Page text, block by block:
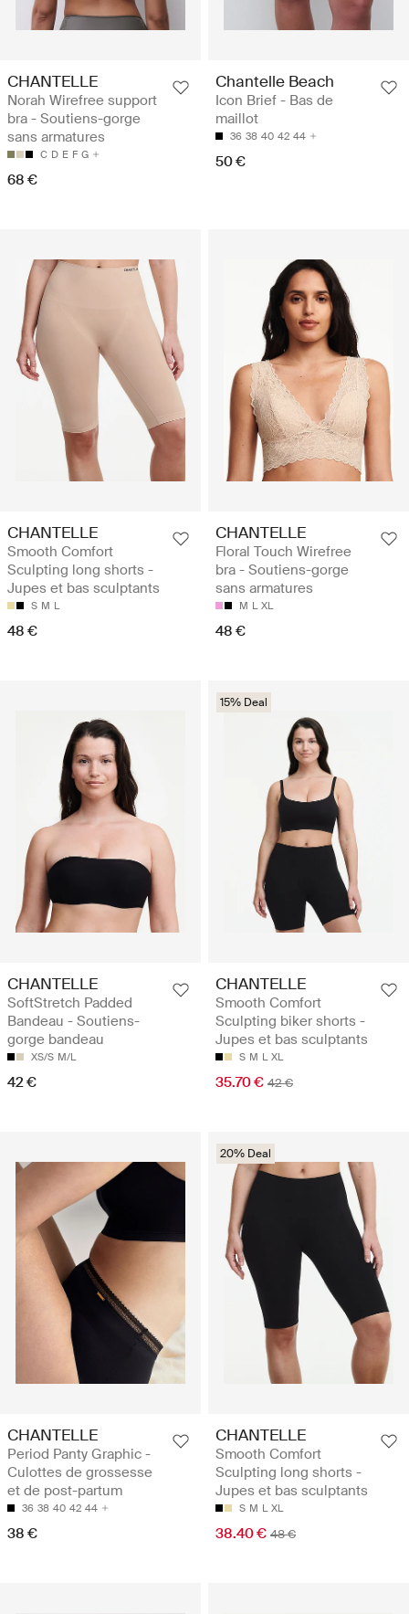
CHANTELLE
Norah Wirefree support
bra - Soutiens-gorge
sans armatures
C D E F G
68 €
Chantelle Beach
Icon Brief - Bas de
maillot
36 38 40 42 44
50 €
CHANTELLE
Smooth Comfort
Sculpting long shorts -
Jupes et bas sculptants
S M L
48 €
CHANTELLE
Floral Touch Wirefree
bra - Soutiens-gorge
sans armatures
M L XL
48 €
CHANTELLE
SoftStretch Padded
Bandeau - Soutiens-
gorge bandeau
XS/S M/L
42 €
15% Deal
CHANTELLE
Smooth Comfort
Sculpting biker shorts -
Jupes et bas sculptants
S M L XL
35.70 € 42 €
CHANTELLE
Period Panty Graphic -
Culottes de grossesse
et de post-partum
36 38 40 42 44
38 €
20% Deal
CHANTELLE
Smooth Comfort
Sculpting long shorts -
Jupes et bas sculptants
S M L XL
38.40 € 48 €